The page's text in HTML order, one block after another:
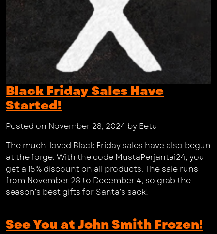
Black Friday Sales Have
Started!
Posted on November 28, 2024 by Eetu
The much-loved Black Friday sales have also begun
at the forge. With the code MustaPerjantai24, you
get a 15% discount on all products. The sale runs
from November 28 to December 4, so grab the
season’s best gifts for Santa’s sack!
See You at John Smith Frozen!